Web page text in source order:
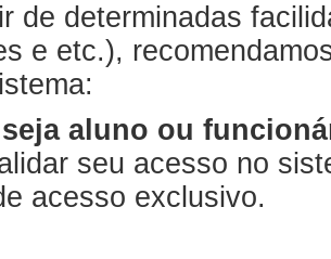
de determinadas
e etc.),
aluno ou
seu acesso no
acesso exclusivo.